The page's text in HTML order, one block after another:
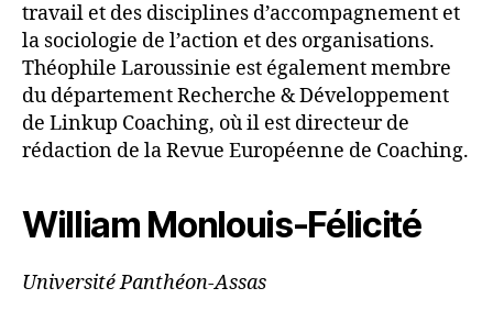
travail et des disciplines d’accompagnement et
la sociologie de l’action et des organisations.
Théophile Laroussinie est également membre
du département Recherche & Développement
de Linkup Coaching, où il est directeur de
rédaction de la Revue Européenne de Coaching.
William Monlouis-Félicité
Université Panthéon-Assas